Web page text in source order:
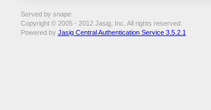
Served by snape
Copyright © 2005 - 2012 Jasig, Inc. All rights reserved.
Powered by Jasig Central Authentication Service 3.5.2.1